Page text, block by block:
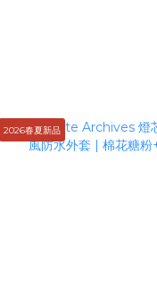
2026春夏新品